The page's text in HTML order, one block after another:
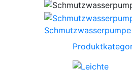
Schmutzwasserpumpe